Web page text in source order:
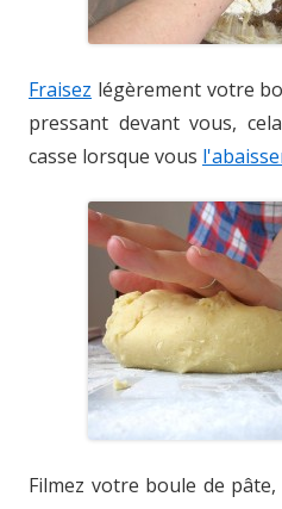
Fraisez légèrement votre
pressant devant vous,
casse lorsque vous
Filmez votre boule de